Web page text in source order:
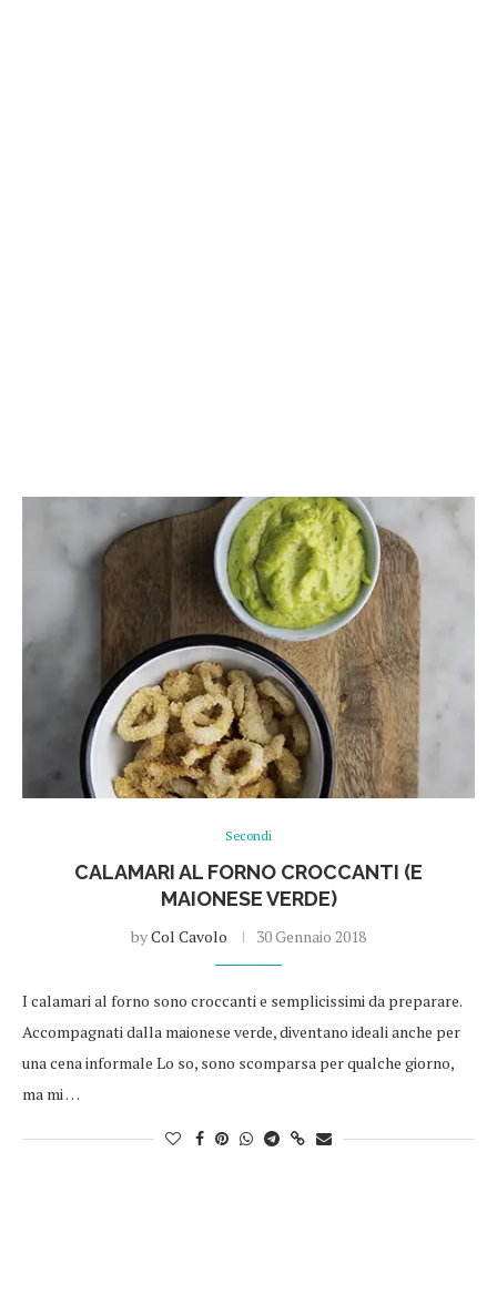
Secondi
CALAMARI AL FORNO CROCCANTI (E
MAIONESE VERDE)
byCol Cavolo 30 Gennaio 2018
I calamari al forno sono croccanti e semplicissimi da preparare.
Accompagnati dalla maionese verde, diventano ideali anche per
una cena informale Lo so, sono scomparsa per qualche giorno,
ma mi …